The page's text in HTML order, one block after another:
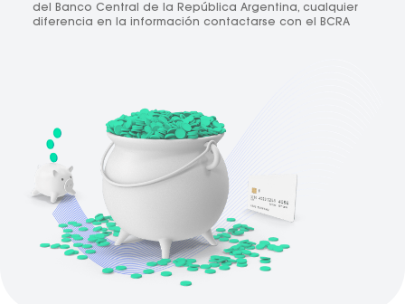
del Banco Central de la República Argentina, cualquier
diferencia en la información contactarse con el BCRA